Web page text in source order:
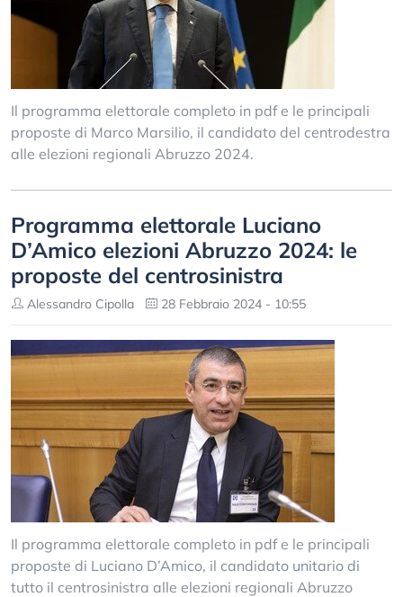
Il programma elettorale completo in pdf e le principali
proposte di Marco Marsilio, il candidato del centrodestra
alle elezioni regionali Abruzzo 2024.
Programma elettorale Luciano
D’Amico elezioni Abruzzo 2024: le
proposte del centrosinistra
Alessandro Cipolla 28 Febbraio 2024 - 10:55
Il programma elettorale completo in pdf e le principali
proposte di Luciano D’Amico, il candidato unitario di
tutto il centrosinistra alle elezioni regionali Abruzzo